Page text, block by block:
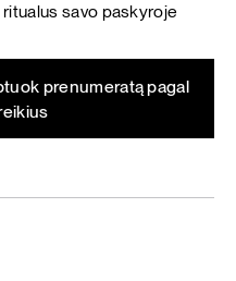
savo paskyroje
prenumeratą pagal